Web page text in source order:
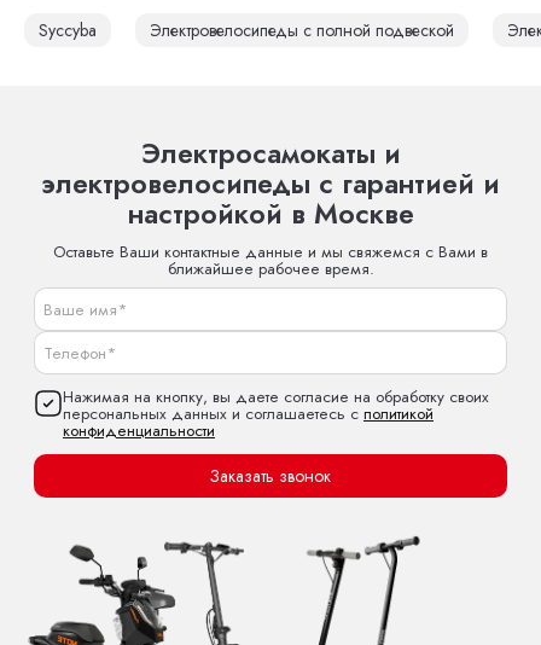
Syccyba Электровелосипеды с полной подвеской
Электросамокаты и
электровелосипеды с гарантией и
настройкой в Москве
Оставьте Ваши контактные данные и мы свяжемся с Вами в
ближайшее рабочее время.
Нажимая на кнопку, вы даете согласие на обработку своих
персональных данных и соглашаетесь с политикой
конфиденциальности
Заказать звонок